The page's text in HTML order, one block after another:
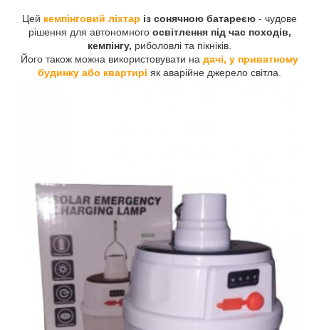
Цей кемпінговий ліхтар із сонячною батареєю - чудове
рішення для автономного освітлення під час походів,
кемпінгу, риболовлі та пікніків.
Його також можна використовувати на дачі, у приватному
будинку або квартирі як аварійне джерело світла.